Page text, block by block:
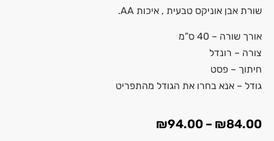
שורת אבן אוניקס טבעית , איכות AA.
אורך שורה – 40 ס”מ
צורה – רונדל
חיתוך – פסט
גודל – אנא בחרו את הגודל מהתפריט
₪84.00
–
₪94.00